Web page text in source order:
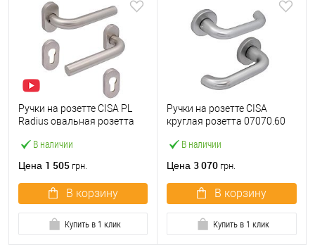
В наличии
Ручки на розетте CISA PL
Radius овальная розетта
сталь
Цена 1 505 грн.
В корзину
Купить в 1 клик
В наличии
Ручки на розетте CISA
круглая розетта 07070.60
Цена 3 070 грн.
В корзину
Купить в 1 клик